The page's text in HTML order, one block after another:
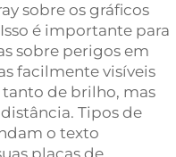
sobre os gráficos
é importante para
sobre perigos em
facilmente visíveis
tanto de brilho, mas
Tipos de
o texto
placas de